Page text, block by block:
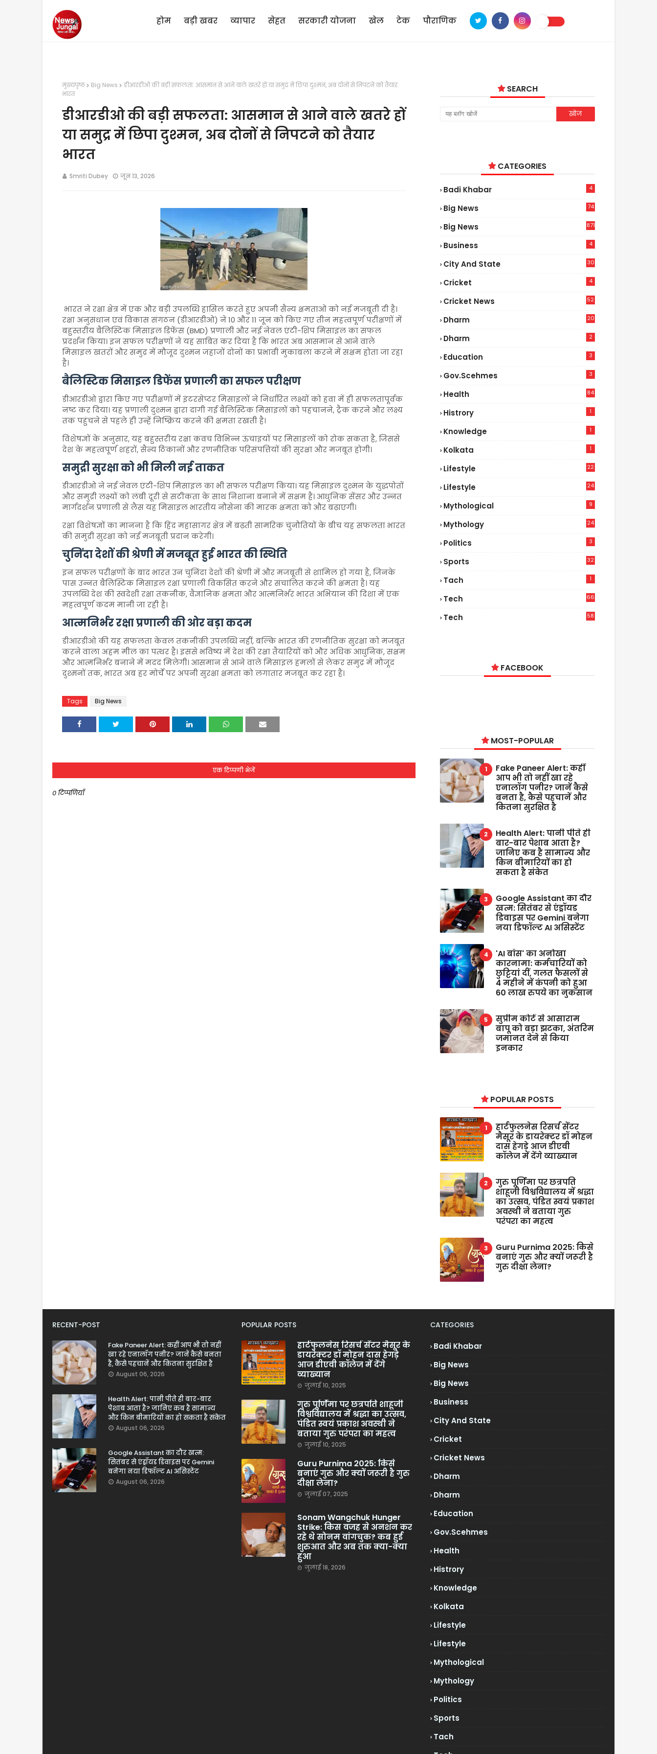
होम बड़ी खबर व्यापार सेहत सरकारी योजना खेल टेक पौराणिक
मुख्यपृष्ठ Big News
डीआरडीओ की बड़ी सफलता: आसमान से आने वाले खतरे हों या समुद्र में छिपा दुश्मन, अब दोनों से निपटने को तैयार
भारत
डीआरडीओ की बड़ी सफलता: आसमान से आने वाले खतरे हों
या समुद्र में छिपा दुश्मन, अब दोनों से निपटने को तैयार
भारत
Smriti Dubey जून 13, 2026
भारत ने रक्षा क्षेत्र में एक और बड़ी उपलब्धि हासिल करते हुए अपनी सैन्य क्षमताओं को नई मजबूती दी है।
रक्षा अनुसंधान एवं विकास संगठन (डीआरडीओ) ने 10 और 11 जून को किए गए तीन महत्वपूर्ण परीक्षणों में
बहुस्तरीय बैलिस्टिक मिसाइल डिफेंस (BMD) प्रणाली और नई नेवल एंटी-शिप मिसाइल का सफल
प्रदर्शन किया। इन सफल परीक्षणों ने यह साबित कर दिया है कि भारत अब आसमान से आने वाले
मिसाइल खतरों और समुद्र में मौजूद दुश्मन जहाजों दोनों का प्रभावी मुकाबला करने में सक्षम होता जा रहा
है।
बैलिस्टिक मिसाइल डिफेंस प्रणाली का सफल परीक्षण
डीआरडीओ द्वारा किए गए परीक्षणों में इंटरसेप्टर मिसाइलों ने निर्धारित लक्ष्यों को हवा में ही सफलतापूर्वक
नष्ट कर दिया। यह प्रणाली दुश्मन द्वारा दागी गई बैलिस्टिक मिसाइलों को पहचानने, ट्रैक करने और लक्ष्य
तक पहुंचने से पहले ही उन्हें निष्क्रिय करने की क्षमता रखती है।
विशेषज्ञों के अनुसार, यह बहुस्तरीय रक्षा कवच विभिन्न ऊंचाइयों पर मिसाइलों को रोक सकता है, जिससे
देश के महत्वपूर्ण शहरों, सैन्य ठिकानों और रणनीतिक परिसंपत्तियों की सुरक्षा और मजबूत होगी।
समुद्री सुरक्षा को भी मिली नई ताकत
डीआरडीओ ने नई नेवल एंटी-शिप मिसाइल का भी सफल परीक्षण किया। यह मिसाइल दुश्मन के युद्धपोतों
और समुद्री लक्ष्यों को लंबी दूरी से सटीकता के साथ निशाना बनाने में सक्षम है। आधुनिक सेंसर और उन्नत
मार्गदर्शन प्रणाली से लैस यह मिसाइल भारतीय नौसेना की मारक क्षमता को और बढ़ाएगी।
रक्षा विशेषज्ञों का मानना है कि हिंद महासागर क्षेत्र में बढ़ती सामरिक चुनौतियों के बीच यह सफलता भारत
की समुद्री सुरक्षा को नई मजबूती प्रदान करेगी।
चुनिंदा देशों की श्रेणी में मजबूत हुई भारत की स्थिति
इन सफल परीक्षणों के बाद भारत उन चुनिंदा देशों की श्रेणी में और मजबूती से शामिल हो गया है, जिनके
पास उन्नत बैलिस्टिक मिसाइल रक्षा प्रणाली विकसित करने और संचालित करने की क्षमता है। यह
उपलब्धि देश की स्वदेशी रक्षा तकनीक, वैज्ञानिक क्षमता और आत्मनिर्भर भारत अभियान की दिशा में एक
महत्वपूर्ण कदम मानी जा रही है।
आत्मनिर्भर रक्षा प्रणाली की ओर बड़ा कदम
डीआरडीओ की यह सफलता केवल तकनीकी उपलब्धि नहीं, बल्कि भारत की रणनीतिक सुरक्षा को मजबूत
करने वाला अहम मील का पत्थर है। इससे भविष्य में देश की रक्षा तैयारियों को और अधिक आधुनिक, सक्षम
और आत्मनिर्भर बनाने में मदद मिलेगी। आसमान से आने वाले मिसाइल हमलों से लेकर समुद्र में मौजूद
दुश्मनों तक, भारत अब हर मोर्चे पर अपनी सुरक्षा क्षमता को लगातार मजबूत कर रहा है।
Tags Big News
एक टिप्पणी भेजें
0 टिप्पणियाँ
SEARCH
CATEGORIES
Badi Khabar 4
Big News
74
Big News 871
Business 4
City And State 30
Cricket 4
Cricket News
52
Dharm 20
Dharm 2
Education 3
Gov.scehmes 3
Health
84
Histrory 1
Knowledge 1
Kolkata 1
Lifestyle
22
Lifestyle
24
Mythological 9
Mythology 24
Politics 3
Sports 32
Tach 1
Tech
66
Tech
58
FACEBOOK
MOST-POPULAR
Fake Paneer Alert: कहीं
आप भी तो नहीं खा रहे
एनालॉग पनीर? जानें कैसे
बनता है, कैसे पहचानें और
कितना सुरक्षित है
Health Alert: पानी पीते ही
बार-बार पेशाब आता है?
जानिए कब है सामान्य और
किन बीमारियों का हो
सकता है संकेत
Google Assistant का दौर
खत्म: सितंबर से एंड्रॉयड
डिवाइस पर Gemini बनेगा
नया डिफॉल्ट AI असिस्टेंट
'AI बॉस' का अनोखा
कारनामा: कर्मचारियों को
छुट्टियां दीं, गलत फैसलों से
4 महीने में कंपनी को हुआ
60 लाख रुपये का नुकसान
सुप्रीम कोर्ट से आसाराम
बापू को बड़ा झटका, अंतरिम
जमानत देने से किया
इनकार
POPULAR POSTS
हार्टफुलनेस रिसर्च सेंटर
मैसूर के डायरेक्टर डॉ मोहन
दास हेगड़े आज डीएवी
कॉलेज में देंगे व्याख्यान
गुरु पूर्णिमा पर छत्रपति
शाहूजी विश्वविद्यालय में श्रद्धा
का उत्सव, पंडित स्वयं प्रकाश
अवस्थी ने बताया गुरु
परंपरा का महत्व
Guru Purnima 2025: किसे
बनाएं गुरु और क्यों जरूरी है
गुरु दीक्षा लेना?
RECENT-POST
Fake Paneer Alert: कहीं आप भी तो नहीं
खा रहे एनालॉग पनीर? जानें कैसे बनता
है, कैसे पहचानें और कितना सुरक्षित है
August 06, 2026
Health Alert: पानी पीते ही बार-बार
पेशाब आता है? जानिए कब है सामान्य
और किन बीमारियों का हो सकता है संकेत
August 06, 2026
Google Assistant का दौर खत्म:
सितंबर से एंड्रॉयड डिवाइस पर Gemini
बनेगा नया डिफॉल्ट AI असिस्टेंट
August 06, 2026
POPULAR POSTS
हार्टफुलनेस रिसर्च सेंटर मैसूर के
डायरेक्टर डॉ मोहन दास हेगड़े
आज डीएवी कॉलेज में देंगे
व्याख्यान
जुलाई 10, 2025
गुरु पूर्णिमा पर छत्रपति शाहूजी
विश्वविद्यालय में श्रद्धा का उत्सव,
पंडित स्वयं प्रकाश अवस्थी ने
बताया गुरु परंपरा का महत्व
जुलाई 10, 2025
Guru Purnima 2025: किसे
बनाएं गुरु और क्यों जरूरी है गुरु
दीक्षा लेना?
जुलाई 07, 2025
Sonam Wangchuk Hunger
Strike: किस वजह से अनशन कर
रहे थे सोनम वांगचुक? कब हुई
शुरुआत और अब तक क्या-क्या
हुआ
जुलाई 18, 2026
CATEGORIES
Badi Khabar
Big News
Big News
Business
City And State
Cricket
Cricket News
Dharm
Dharm
Education
Gov.scehmes
Health
Histrory
Knowledge
Kolkata
Lifestyle
Lifestyle
Mythological
Mythology
Politics
Sports
Tach